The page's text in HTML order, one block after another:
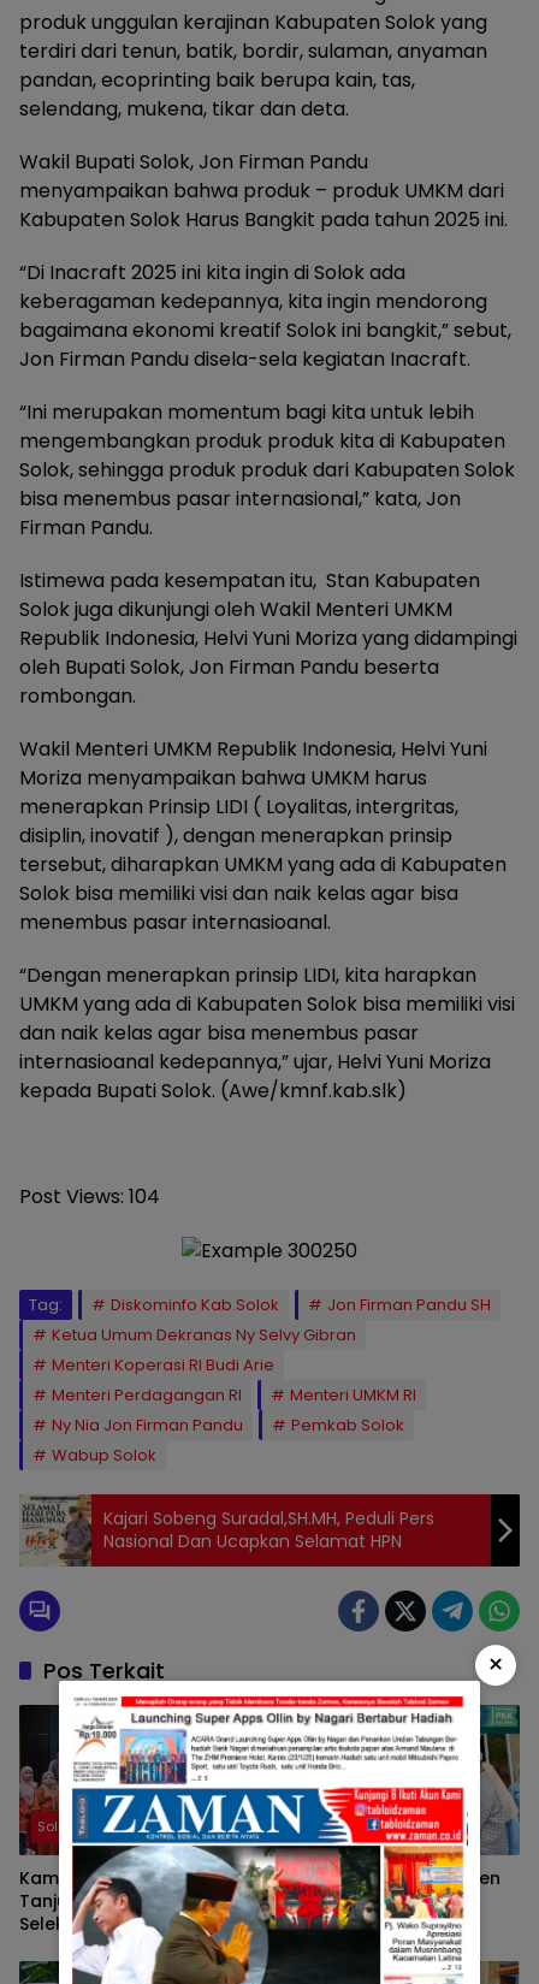
produk unggulan kerajinan Kabupaten Solok yang
terdiri dari tenun, batik, bordir, sulaman, anyaman
pandan, ecoprinting baik berupa kain, tas,
selendang, mukena, tikar dan deta.
Wakil Bupati Solok, Jon Firman Pandu
menyampaikan bahwa produk – produk UMKM dari
Kabupaten Solok Harus Bangkit pada tahun 2025 ini.
“Di Inacraft 2025 ini kita ingin di Solok ada
keberagaman kedepannya, kita ingin mendorong
bagaimana ekonomi kreatif Solok ini bangkit,” sebut,
Jon Firman Pandu disela-sela kegiatan Inacraft.
“Ini merupakan momentum bagi kita untuk lebih
mengembangkan produk produk kita di Kabupaten
Solok, sehingga produk produk dari Kabupaten Solok
bisa menembus pasar internasional,” kata, Jon
Firman Pandu.
Istimewa pada kesempatan itu, Stan Kabupaten
Solok juga dikunjungi oleh Wakil Menteri UMKM
Republik Indonesia, Helvi Yuni Moriza yang didampingi
oleh Bupati Solok, Jon Firman Pandu beserta
rombongan.
Wakil Menteri UMKM Republik Indonesia, Helvi Yuni
Moriza menyampaikan bahwa UMKM harus
menerapkan Prinsip LIDI ( Loyalitas, intergritas,
disiplin, inovatif ), dengan menerapkan prinsip
tersebut, diharapkan UMKM yang ada di Kabupaten
Solok bisa memiliki visi dan naik kelas agar bisa
menembus pasar internasioanal.
“Dengan menerapkan prinsip LIDI, kita harapkan
UMKM yang ada di Kabupaten Solok bisa memiliki visi
dan naik kelas agar bisa menembus pasar
internasioanal kedepannya,” ujar, Helvi Yuni Moriza
kepada Bupati Solok. (Awe/kmnf.kab.slk)
Post Views: 104
Tag: Diskominfo Kab.Solok
Jon Firman Pandu SH
Ketua Umum Dekranas Ny Selvy Gibran
Menteri Koperasi RI Budi Arie
Menteri Perdagangan RI
Menteri UMKM RI
Ny Nia Jon Firman Pandu
Pemkab Solok
Wabup Solok
Kajari Sobeng Suradal,SH.MH, Peduli Pers
Nasional Dan Ucapkan Selamat HPN
Pos Terkait
Solok
Kampung KB Nagari
Tanjung Balik Solok Ikuti
Seleksi Wawancara
Tingkat Nasional 2026
Solok
Ketua TP-PKK Kabupaten
Solok Tunjukkan
Kepedulian terhadap
Korban Bencana
Sepanjang 2025
×